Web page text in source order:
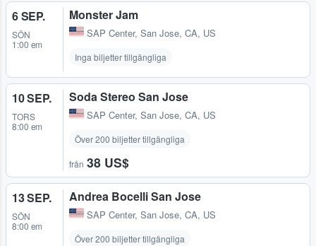
6 SEP.
SÖN
1:00 em
Monster Jam
SAP Center, San Jose, CA, US
Inga biljetter tillgängliga
10 SEP.
TORS
8:00 em
Soda Stereo San Jose
SAP Center, San Jose, CA, US
Över 200 biljetter tillgängliga
från 38 US$
13 SEP.
SÖN
8:00 em
Andrea Bocelli San Jose
SAP Center, San Jose, CA, US
Över 200 biljetter tillgängliga